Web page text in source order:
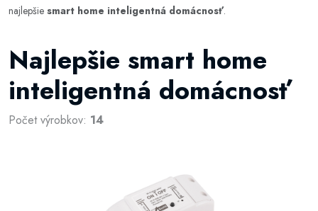
najlepšie smart home inteligentná domácnosť.
Najlepšie smart home
inteligentná domácnosť
Počet výrobkov: 14